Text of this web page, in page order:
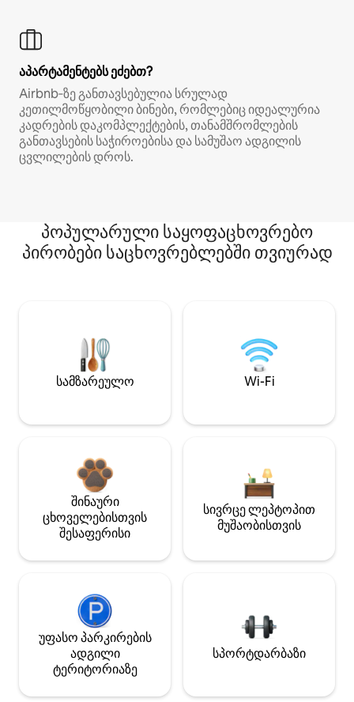
აპარტამენტებს ეძებთ?
Airbnb‑ზე განთავსებულია სრულად
კეთილმოწყობილი ბინები, რომლებიც იდეალურია
კადრების დაკომპლექტების, თანამშრომლების
განთავსების საჭიროებისა და სამუშაო ადგილის
ცვლილების დროს.
პოპულარული საყოფაცხოვრებო
პირობები საცხოვრებლებში თვიურად
სამზარეულო Wi-Fi
შინაური
ცხოველებისთვის
შესაფერისი
სივრცე ლეპტოპით
მუშაობისთვის
უფასო პარკირების
ადგილი
ტერიტორიაზე
სპორტდარბაზი